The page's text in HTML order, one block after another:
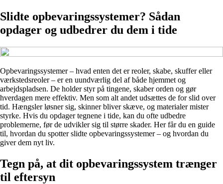
Slidte opbevaringssystemer? Sådan
opdager og udbedrer du dem i tide
Opbevaringssystemer – hvad enten det er reoler, skabe, skuffer eller
værkstedsreoler – er en uundværlig del af både hjemmet og
arbejdspladsen. De holder styr på tingene, skaber orden og gør
hverdagen mere effektiv. Men som alt andet udsættes de for slid over
tid. Hængsler løsner sig, skinner bliver skæve, og materialer mister
styrke. Hvis du opdager tegnene i tide, kan du ofte udbedre
problemerne, før de udvikler sig til større skader. Her får du en guide
til, hvordan du spotter slidte opbevaringssystemer – og hvordan du
giver dem nyt liv.
Tegn på, at dit opbevaringssystem trænger
til eftersyn